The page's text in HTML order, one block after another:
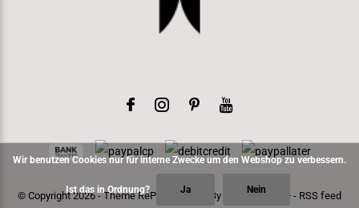
© Copyright2026- Theme RePos - Theme By DMWSx Plus+ - RSS feed
Wir benutzen Cookies nur für interne Zwecke um den Webshop zu verbessern.
Ist das in Ordnung? Ja Nein